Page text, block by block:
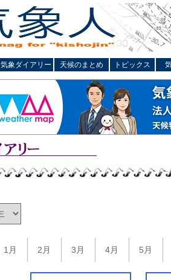
気象ダイアリー 天候のまとめ トピックス
1月 2月 3月 4月 5月